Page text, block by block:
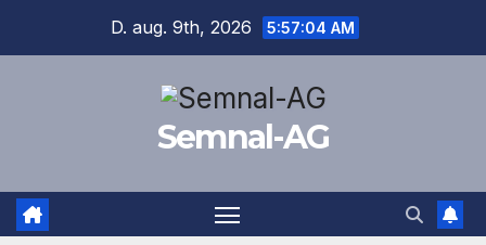
D. aug. 9th, 2026 5:57:04 AM
Semnal-AG